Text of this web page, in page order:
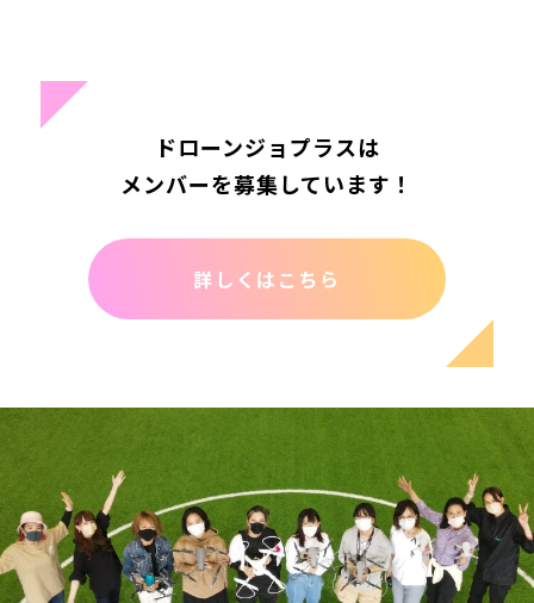
ドローンジョプラスは
メンバーを募集しています！
詳しくはこちら